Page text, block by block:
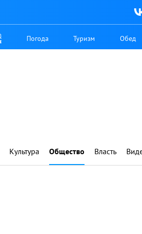
Погода Туризм Обед
Культура Общество Власть